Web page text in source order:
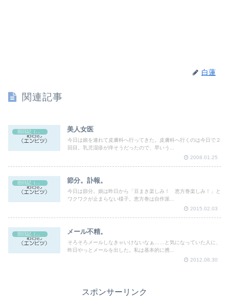
白蓮
関連記事
旧日記（エンピツ） 美人女医
今日は娘を連れて皮膚科へ行ってきた。皮膚科へ行くのは今日で２
回目。乳児湿疹が痒そうだったので、早いう...
2008.01.25
旧日記（エンピツ） 節分。訃報。
今日は節分。娘は昨日から「豆まき楽しみ！ 恵方巻楽しみ！」と
ワクワクが止まらない様子。恵方巻は自作派...
2015.02.03
メール不精。
そろそろメールしなきゃいけないなぁ……と気になっていた人に、
昨日やっとメールを出した。私は基本的に携...
2012.08.30
スポンサーリンク